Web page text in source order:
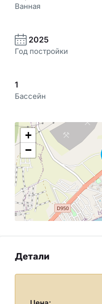
Ванная
2025
Год постройки
1
Бассейн
+
−
Детали